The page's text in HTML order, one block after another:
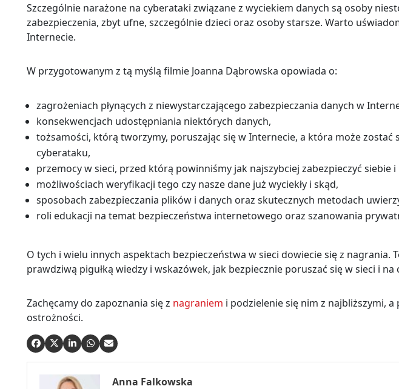
Szczególnie narażone na cyberataki związane z wyciekiem danych są osoby
zabezpieczenia, zbyt ufne, szczególnie dzieci oraz osoby starsze. Warto
Internecie.
W przygotowanym z tą myślą filmie Joanna Dąbrowska opowiada o:
zagrożeniach płynących z niewystarczającego zabezpieczania danych w
konsekwencjach udostępniania niektórych danych,
tożsamości, którą tworzymy, poruszając się w Internecie, a która może zostać
cyberataku,
przemocy w sieci, przed którą powinniśmy jak najszybciej zabezpieczyć siebie i
możliwościach weryfikacji tego czy nasze dane już wyciekły i skąd,
sposobach zabezpieczania plików i danych oraz skutecznych metodach
roli edukacji na temat bezpieczeństwa internetowego oraz szanowania
O tych i wielu innych aspektach bezpieczeństwa w sieci dowiecie się z nagrania.
prawdziwą pigułką wiedzy i wskazówek, jak bezpiecznie poruszać się w sieci i na
Zachęcamy do zapoznania się z nagraniem i podzielenie się nim z najbliższymi,
ostrożności.
Anna Falkowska